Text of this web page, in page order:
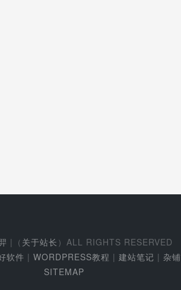
|（ 关于站长 ）ALL RIGHTS RESERVED
软件 | WORDPRESS教程 | 建站笔记 | 杂铺
SITEMAP